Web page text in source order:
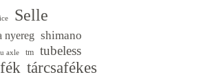
Selle
nyereg shimano
axle tm
tubeless
tárcsafékes